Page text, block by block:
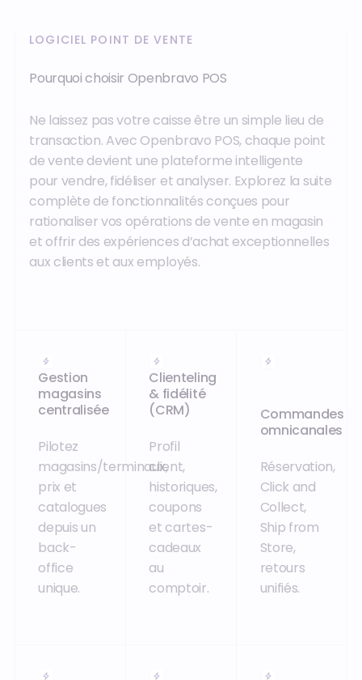
LOGICIEL POINT DE VENTE
Pourquoi choisir Openbravo POS
Ne laissez pas votre caisse être un simple lieu de
transaction. Avec Openbravo POS, chaque point
de vente devient une plateforme intelligente
pour vendre, fidéliser et analyser. Explorez la suite
complète de fonctionnalités conçues pour
rationaliser vos opérations de vente en magasin
et offrir des expériences d’achat exceptionnelles
aux clients et aux employés.
Gestion
magasins
centralisée
Pilotez
magasins/terminaux,
prix et
catalogues
depuis un
back-
office
unique.
Clienteling
& fidélité
(CRM)
Profil
client,
historiques,
coupons
et cartes-
cadeaux
au
comptoir.
Commandes
omnicanales
Réservation,
Click and
Collect,
Ship from
Store,
retours
unifiés.